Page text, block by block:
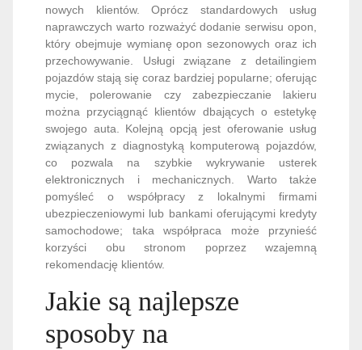
nowych klientów. Oprócz standardowych usług
naprawczych warto rozważyć dodanie serwisu opon,
który obejmuje wymianę opon sezonowych oraz ich
przechowywanie. Usługi związane z detailingiem
pojazdów stają się coraz bardziej popularne; oferując
mycie, polerowanie czy zabezpieczanie lakieru
można przyciągnąć klientów dbających o estetykę
swojego auta. Kolejną opcją jest oferowanie usług
związanych z diagnostyką komputerową pojazdów,
co pozwala na szybkie wykrywanie usterek
elektronicznych i mechanicznych. Warto także
pomyśleć o współpracy z lokalnymi firmami
ubezpieczeniowymi lub bankami oferującymi kredyty
samochodowe; taka współpraca może przynieść
korzyści obu stronom poprzez wzajemną
rekomendację klientów.
Jakie są najlepsze
sposoby na